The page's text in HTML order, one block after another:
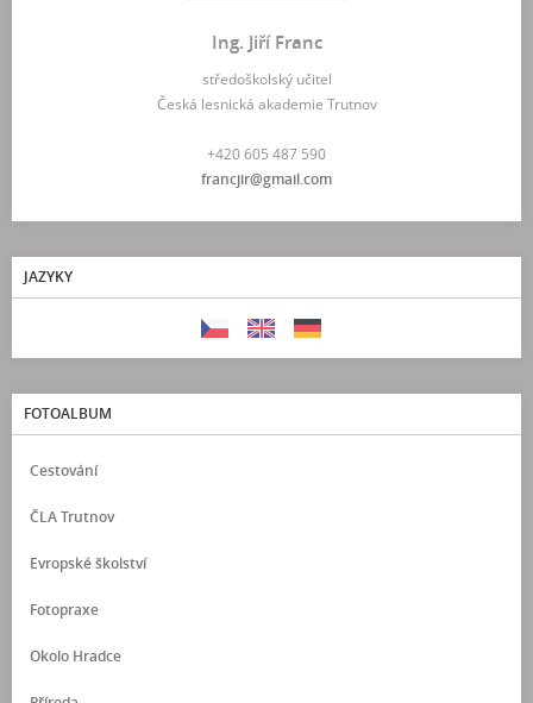
Ing. Jiří Franc
středoškolský učitel
Česká lesnická akademie Trutnov
+420 605 487 590
francjir@gmail.com
JAZYKY
FOTOALBUM
Cestování
ČLA Trutnov
Evropské školství
Fotopraxe
Okolo Hradce